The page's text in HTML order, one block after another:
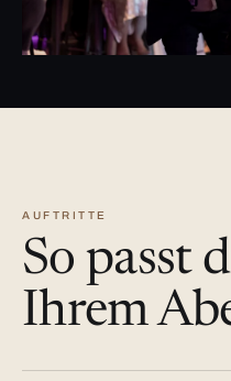
AUFTRITTE
So passt
Ihrem